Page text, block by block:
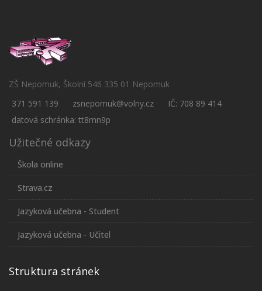
ZŠ Nepomuk, Školní 546 335 01 Nepomuk
371 591 139
zsnepomuk@volny.cz
IČ: 708 89 414
datová schránka: tt8mn9p
Užitečné odkazy
Škola online
Strava.cz
Jazyková učebna - Student
Jazyková učebna - Učitel
Struktura stránek